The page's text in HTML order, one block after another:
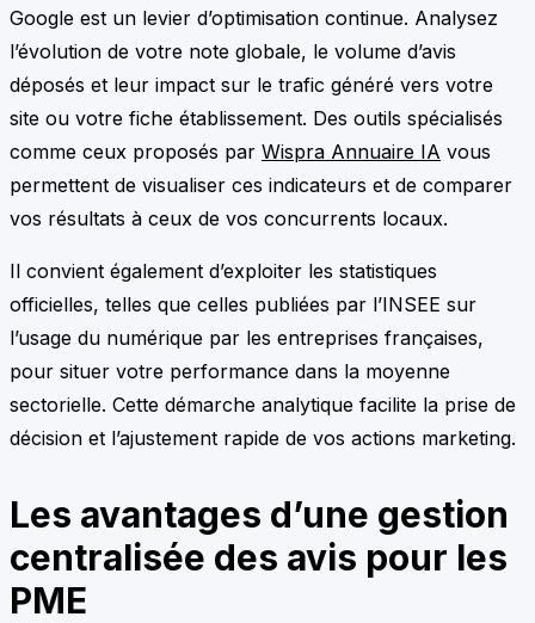
Google est un levier d’optimisation continue. Analysez
l’évolution de votre note globale, le volume d’avis
déposés et leur impact sur le trafic généré vers votre
site ou votre fiche établissement. Des outils spécialisés
comme ceux proposés par Wispra Annuaire IA vous
permettent de visualiser ces indicateurs et de comparer
vos résultats à ceux de vos concurrents locaux.
Il convient également d’exploiter les statistiques
officielles, telles que celles publiées par l’INSEE sur
l’usage du numérique par les entreprises françaises,
pour situer votre performance dans la moyenne
sectorielle. Cette démarche analytique facilite la prise de
décision et l’ajustement rapide de vos actions marketing.
Les avantages d’une gestion
centralisée des avis pour les
PME